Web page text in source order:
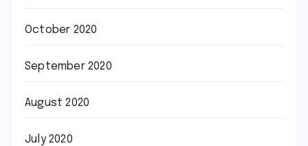
October 2020
September 2020
August 2020
July 2020